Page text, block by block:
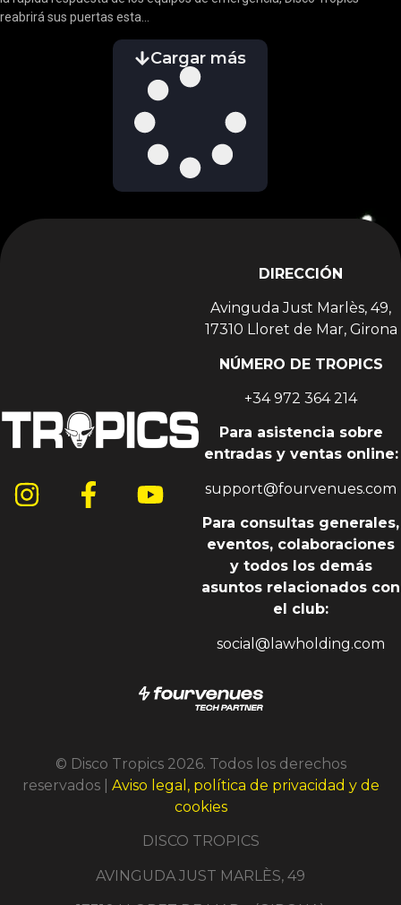
reabrirá sus puertas esta...
Cargar más
DIRECCIÓN
Avinguda Just Marlès, 49,
17310 Lloret de Mar, Girona
NÚMERO DE TROPICS
+34 972 364 214
Para asistencia sobre
entradas y ventas online:
support@fourvenues.com
Para consultas generales,
eventos, colaboraciones
y todos los demás
asuntos relacionados con
el club:
social@lawholding.com
© Disco Tropics 2026. Todos los derechos
reservados | Aviso legal, política de privacidad y de
cookies
DISCO TROPICS
AVINGUDA JUST MARLÈS, 49